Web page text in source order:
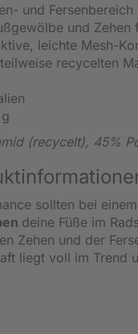
und
und Zehen
leichte Mesh-
recycelten
(recycelt), 45%
sollten bei
deine Füße im
Zehen und der
liegt voll im Trend